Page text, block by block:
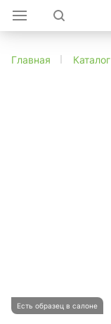
Главная Каталог
Есть образец в салоне